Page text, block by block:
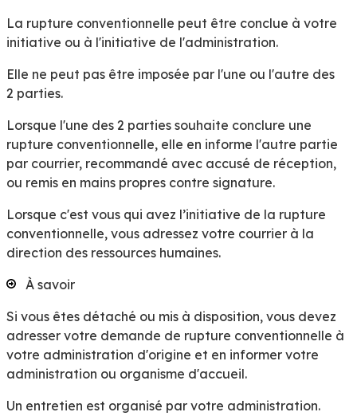
La rupture conventionnelle peut être conclue à votre
initiative ou à l'initiative de l'administration.
Elle ne peut pas être imposée par l'une ou l'autre des
2 parties.
Lorsque l'une des 2 parties souhaite conclure une
rupture conventionnelle, elle en informe l'autre partie
par courrier, recommandé avec accusé de réception,
ou remis en mains propres contre signature.
Lorsque c'est vous qui avez l’initiative de la rupture
conventionnelle, vous adressez votre courrier à la
direction des ressources humaines.
À savoir
Si vous êtes détaché ou mis à disposition, vous devez
adresser votre demande de rupture conventionnelle à
votre administration d'origine et en informer votre
administration ou organisme d'accueil.
Un entretien est organisé par votre administration.